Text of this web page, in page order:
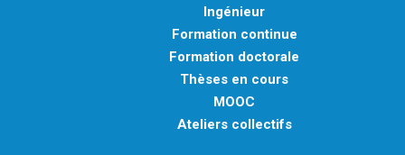
Ingénieur
Formation continue
Formation doctorale
Thèses en cours
MOOC
Ateliers collectifs